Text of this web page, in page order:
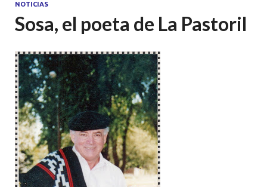
NOTICIAS
Sosa, el poeta de La Pastoril